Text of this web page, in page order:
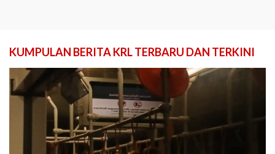
KUMPULAN BERITA KRL TERBARU DAN TERKINI